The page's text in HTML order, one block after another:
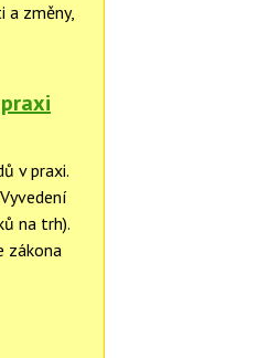
a změny,
v praxi.
na trh).
zákona